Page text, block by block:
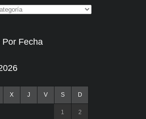
Por Fecha
X J V S D
1 2